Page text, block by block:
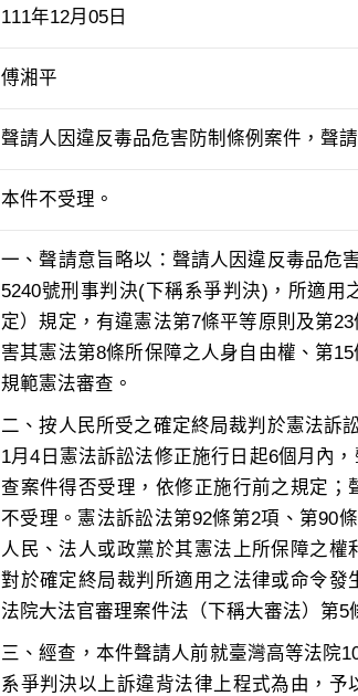
111年12月05日
傅湘平
聲請人因違反毒品危害防制條例案件，聲
本件不受理。
一、聲請意旨略以：聲請人因違反毒品危
5240號刑事判決(下稱系爭判決)，所適用
定）規定，有違憲法第7條平等原則及第
害其憲法第8條所保障之人身自由權、第
二、按人民所受之確定終局裁判於憲法訴
1月4日憲法訴訟法修正施行日起6個月內
查案件得否受理，依修正施行前之規定
不受理。憲法訴訟法第92條第2項、第90
人民、法人或政黨於其憲法上所保障之權
對於確定終局裁判所適用之法律或命令
三、經查，本件聲請人前就臺灣高等法院
系爭判決以上訴違背法律上程式為由，